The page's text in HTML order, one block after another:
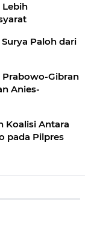
Lebih
Paloh dari
Prabowo-Gibran
Anies-
Koalisi Antara
pada Pilpres